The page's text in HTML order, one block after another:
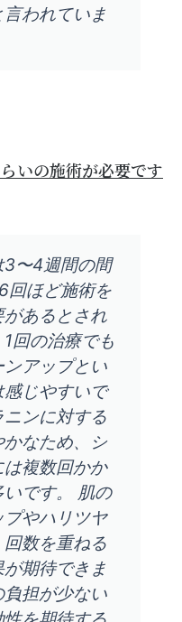
われていま
いの施術が必要です
3〜4週間の間
回ほど施術を
があるとされ
回の治療でも
アップとい
感じやすいで
ニンに対する
かなため、シ
は複数回かか
いです。 肌の
プやハリツヤ
数を重ねる
期待できま
負担が少ない